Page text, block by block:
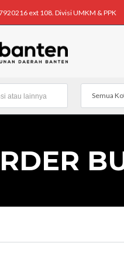
ext 108. Divisi UMKM & PPK
Semua